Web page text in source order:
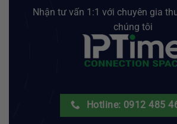
Nhận tư vấn 1:1 với chuyên gia
chúng tôi
Hotline: 0912 485